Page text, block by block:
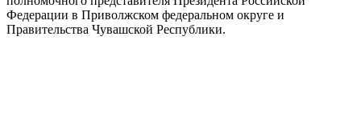
Федерации в Приволжском федеральном округе и
Правительства Чувашской Республики.